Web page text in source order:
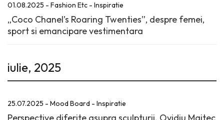
01.08.2025 - Fashion Etc - Inspiratie
„Coco Chanel’s Roaring Twenties”, despre femei,
sport si emancipare vestimentara
iulie, 2025
25.07.2025 - Mood Board - Inspiratie